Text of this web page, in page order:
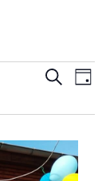
Ansichten,
SucheTag